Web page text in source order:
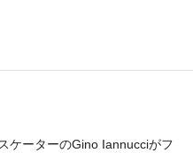
ケーターのGino Iannucciがフ